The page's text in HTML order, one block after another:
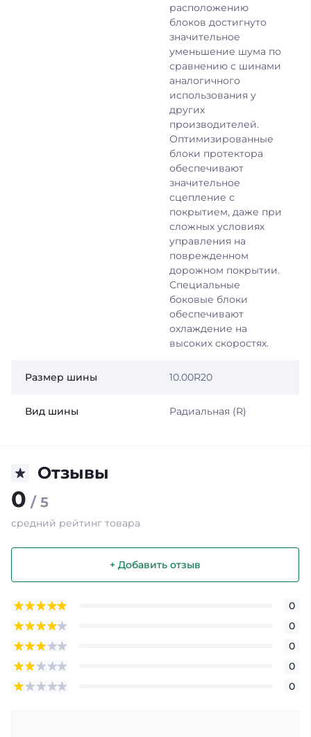
расположению
блоков достигнуто
значительное
уменьшение шума по
сравнению с шинами
аналогичного
использования у
других
производителей.
Оптимизированные
блоки протектора
обеспечивают
значительное
сцепление с
покрытием, даже при
сложных условиях
управления на
поврежденном
дорожном покрытии.
Специальные
боковые блоки
обеспечивают
охлаждение на
высоких скоростях.
Размер шины 10.00R20
Вид шины Радиальная (R)
Отзывы
0 / 5
средний рейтинг товара
+ Добавить отзыв
0
0
0
0
0